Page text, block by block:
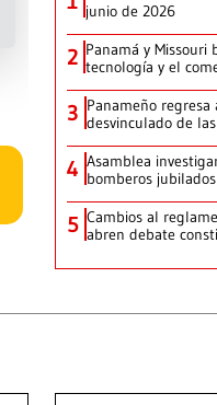
junio de 2026
2 Panamá y Missouri
tecnología y el
3 Panameño
desvinculado de
4 Asamblea
bomberos jubilados
5 Cambios al
abren debate